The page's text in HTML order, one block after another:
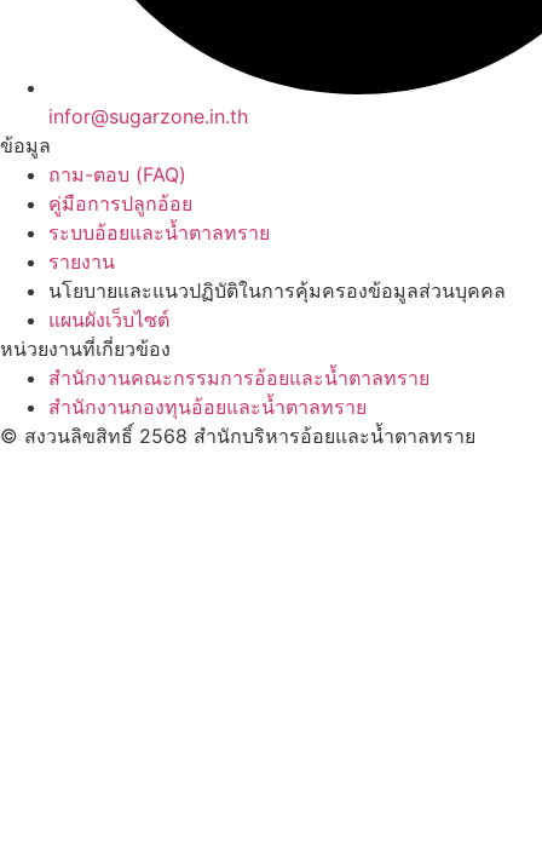
infor@sugarzone.in.th
ข้อมูล
ถาม-ตอบ (FAQ)
คู่มือการปลูกอ้อย
ระบบอ้อยและน้ำตาลทราย
รายงาน
นโยบายและแนวปฏิบัติในการคุ้มครองข้อมูลส่วนบุคคล
แผนผังเว็บไซต์
หน่วยงานที่เกี่ยวข้อง
สำนักงานคณะกรรมการอ้อยและน้ำตาลทราย
สำนักงานกองทุนอ้อยและน้ำตาลทราย
© สงวนลิขสิทธิ์ 2568 สำนักบริหารอ้อยและน้ำตาลทราย